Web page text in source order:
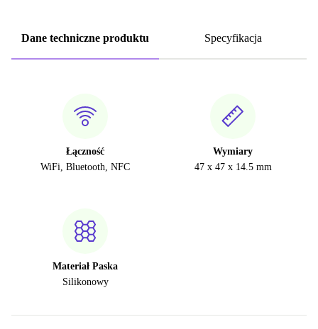
Dane techniczne produktu Specyfikacja
Łączność
WiFi, Bluetooth, NFC
Wymiary
47 x 47 x 14.5 mm
Materiał Paska
Silikonowy